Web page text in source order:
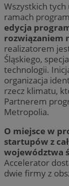
Wszystkich
ramach
edycja
rozwiązaniem
realizatorem
Śląskiego,
technologii.
organizacja
rzecz klimatu,
Partnerem
Metropolia.
O miejsce w
startupów z
województwa
Accelerator
dwie firmy z